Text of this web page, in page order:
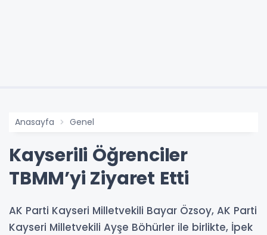
Anasayfa Genel
Kayserili Öğrenciler
TBMM’yi Ziyaret Etti
AK Parti Kayseri Milletvekili Bayar Özsoy, AK Parti
Kayseri Milletvekili Ayşe Böhürler ile birlikte, İpek